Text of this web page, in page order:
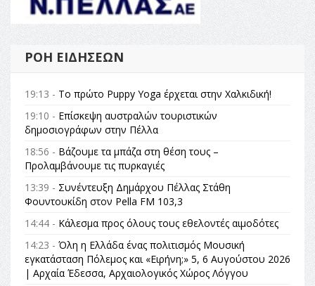
ΡΟΉ ΕΙΔΉΣΕΩΝ
19:13 - Το πρώτο Puppy Yoga έρχεται στην Χαλκιδική!
19:10 - Επίσκεψη αυστραλών τουριστικών
δημοσιογράφων στην Πέλλα
18:56 - Βάζουμε τα μπάζα στη θέση τους –
Προλαμβάνουμε τις πυρκαγιές
13:39 - Συνέντευξη Δημάρχου Πέλλας Στάθη
Φουντουκίδη στον Pella FM 103,3
14:44 - Κάλεσμα προς όλους τους εθελοντές αιμοδότες
14:23 - Όλη η Ελλάδα ένας πολιτισμός Μουσική
εγκατάσταση Πόλεμος και «Ειρήνη;» 5, 6 Αυγούστου 2026
| Αρχαία Έδεσσα, Αρχαιολογικός Χώρος Λόγγου